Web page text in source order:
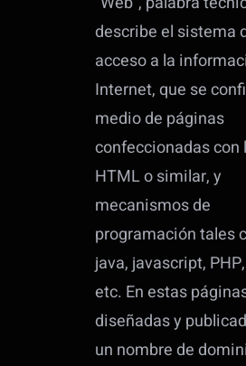
describe el sistema
acceso a la
Internet, que se
medio de páginas
confeccionadas con
HTML o similar, y
mecanismos de
programación tales
java, javascript,
etc. En estas
diseñadas y
un nombre de